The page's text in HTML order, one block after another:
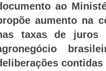
ao
aumento na
taxas de juros